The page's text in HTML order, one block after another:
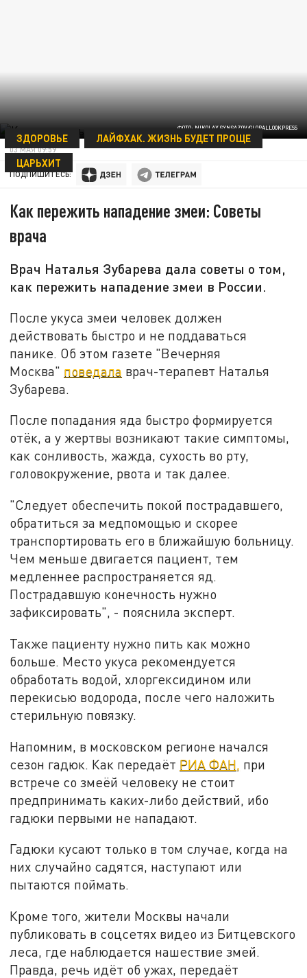
ФОТО: NIKOLAY GYNGAZOV/GLOBALLOOKPRESS
ЗДОРОВЬЕ
ЛАЙФХАК. ЖИЗНЬ БУДЕТ ПРОЩЕ
ЦАРЬХИТ
03 МАЯ 09:59
ПОДПИШИТЕСЬ:
Как пережить нападение змеи: Советы
врача
Врач Наталья Зубарева дала советы о том,
как пережить нападение змеи в России.
После укуса змеи человек должен
действовать быстро и не поддаваться
панике. Об этом газете "Вечерняя
Москва" поведала врач-терапевт Наталья
Зубарева.
После попадания яда быстро формируется
отёк, а у жертвы возникают такие симптомы,
как сонливость, жажда, сухость во рту,
головокружение, рвота и так далее.
"Следует обеспечить покой пострадавшего,
обратиться за медпомощью и скорее
транспортировать его в ближайшую больницу.
Чем меньше двигается пациент, тем
медленнее распространяется яд.
Пострадавшую конечность нужно
зафиксировать", - пояснила эксперт.
Также пациенту нужно пить как можно
больше. Место укуса рекомендуется
обработать водой, хлоргексидином или
перекисью водорода, после чего наложить
стерильную повязку.
Напомним, в московском регионе начался
сезон гадюк. Как передаёт РИА ФАН, при
встрече со змеёй человеку не стоит
предпринимать каких-либо действий, ибо
гадюки первыми не нападают.
Гадюки кусают только в том случае, когда на
них случайно садятся, наступают или
пытаются поймать.
Кроме того, жители Москвы начали
публиковать в соцсетях видео из Битцевского
леса, где наблюдается нашествие змей.
Правда, речь идёт об ужах, передаёт